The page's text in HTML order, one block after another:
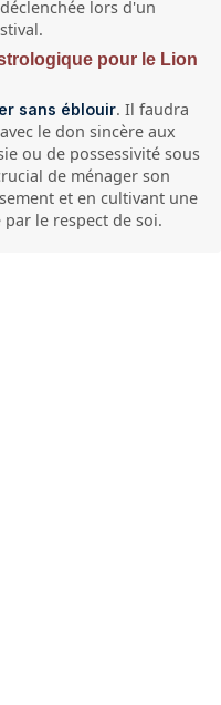
lors d'un
pour le Lion
sans éblouir. Il faudra
le don sincère aux
ou de possessivité sous
de ménager son
et en cultivant une
le respect de soi.